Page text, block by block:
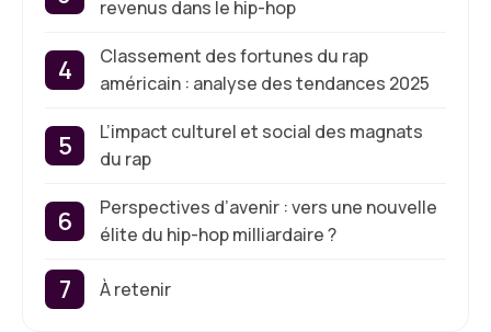
revenus dans le hip-hop
Classement des fortunes du rap
américain : analyse des tendances 2025
L’impact culturel et social des magnats
du rap
Perspectives d’avenir : vers une nouvelle
élite du hip-hop milliardaire ?
À retenir